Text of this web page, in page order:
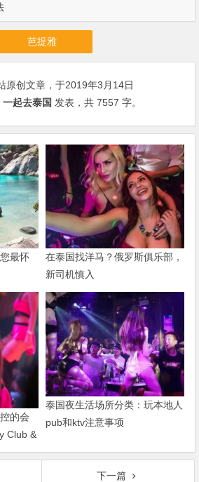
芭提雅
原创文章，于2019年3月14日
一起去泰国 发表，共 7557 字。
最怀
在泰国找洋马？俄罗斯俱乐部，
新司机慎入
的会
Club &
泰国夜生活场所分类：玩本地人
pub和ktv注意事项
下一篇